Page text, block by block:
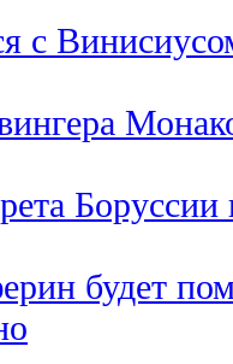
с
будет